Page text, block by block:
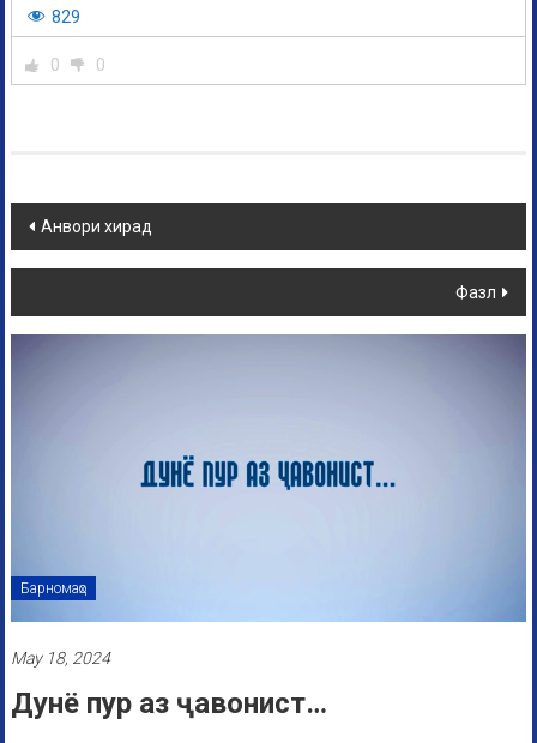
829
0 0
Анвори хирад
Фазл
Барномаҳо
May 18, 2024
Дунё пур аз ҷавонист…